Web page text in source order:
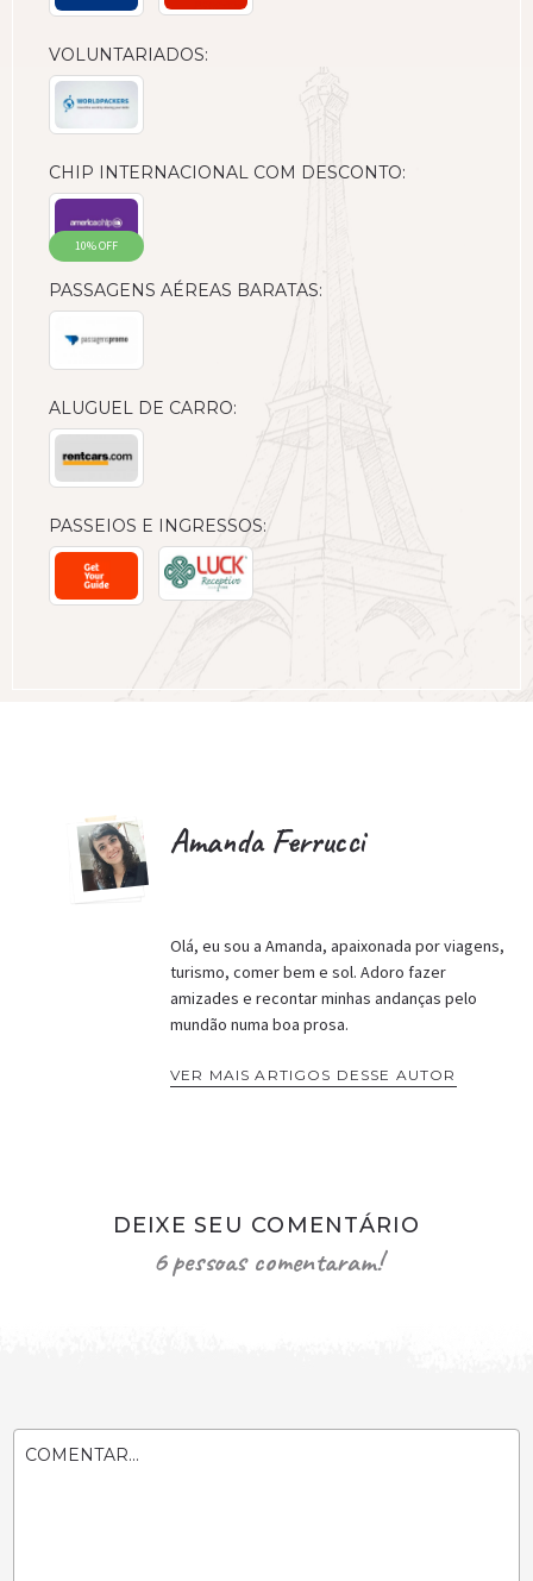
VOLUNTARIADOS:
CHIP INTERNACIONAL COM DESCONTO:
10% OFF
PASSAGENS AÉREAS BARATAS:
ALUGUEL DE CARRO:
PASSEIOS E INGRESSOS:
Amanda Ferrucci
Olá, eu sou a Amanda, apaixonada por viagens,
turismo, comer bem e sol. Adoro fazer
amizades e recontar minhas andanças pelo
mundão numa boa prosa.
VER MAIS ARTIGOS DESSE AUTOR
DEIXE SEU COMENTÁRIO
6 pessoas comentaram!
COMENTAR...